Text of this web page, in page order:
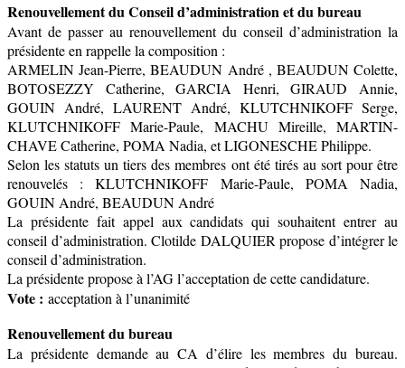
Renouvellement du Conseil d’administration et du bureau
Avant de passer au renouvellement du conseil d’administration la
présidente en rappelle la composition :
ARMELIN Jean-Pierre, BEAUDUN André , BEAUDUN Colette,
BOTOSEZZY Catherine, GARCIA Henri, GIRAUD Annie,
GOUIN André, LAURENT André, KLUTCHNIKOFF Serge,
KLUTCHNIKOFF Marie-Paule, MACHU Mireille, MARTIN-
CHAVE Catherine, POMA Nadia, et LIGONESCHE Philippe.
Selon les statuts un tiers des membres ont été tirés au sort pour être
renouvelés : KLUTCHNIKOFF Marie-Paule, POMA Nadia,
GOUIN André, BEAUDUN André
La présidente fait appel aux candidats qui souhaitent entrer au
conseil d’administration. Clotilde DALQUIER propose d’intégrer le
conseil d’administration.
La présidente propose à l’AG l’acceptation de cette candidature.
Vote : acceptation à l’unanimité
Renouvellement du bureau
La présidente demande au CA d’élire les membres du bureau.